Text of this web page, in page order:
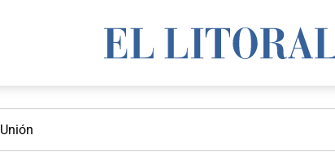
Unión